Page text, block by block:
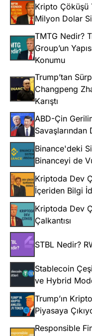
Kripto Çöküşü
Milyon Dolar
TMTG Nedir?
Group’un
Konumu
Trump’tan
Changpeng
Karıştı
ABD-Çin
Binance'deki
Binanceyi de
Kriptoda Dev
İçeriden Bilgi
Kriptoda Dev
Çalkantısı
STBL Nedir?
Stablecoin
ve Hybrid
Trump’ın
Piyasaya
Responsible